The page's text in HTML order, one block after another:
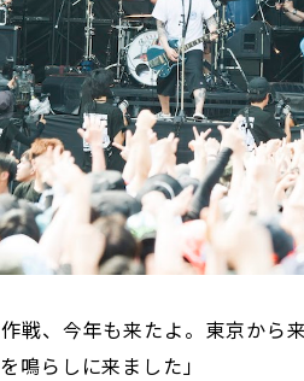
作戦、今年も来たよ。東京から
鳴らしに来ました」